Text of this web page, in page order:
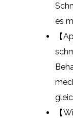
es
【
【